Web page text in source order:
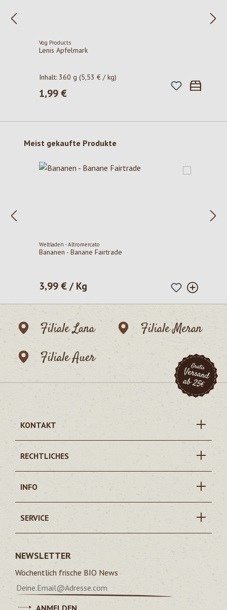
Vog Products
Lenis Apfelmark
Inhalt: 360 g(5,53 € / kg)
Regulärer Preis:
1,99 €
Produktgalerie überspringen
Meist gekaufte Produkte
Weltladen - Altromercato
Bananen - Banane Fairtrade
Regulärer Preis:
3,99 € / Kg
Filiale Lana
Filiale Meran
Filiale Auer
KONTAKT
RECHTLICHES
INFO
SERVICE
NEWSLETTER
Wöchentlich frische BIO News